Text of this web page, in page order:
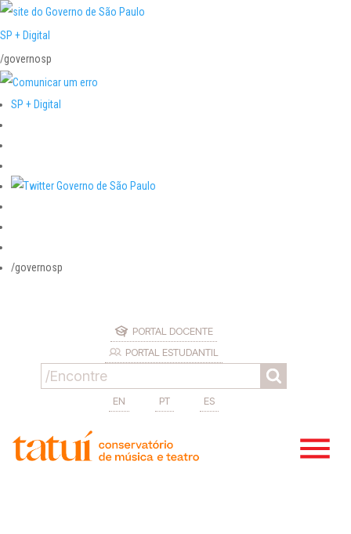
SP + Digital
/governosp
SP + Digital
/governosp
PORTAL DOCENTE
PORTAL ESTUDANTIL
EN PT ES